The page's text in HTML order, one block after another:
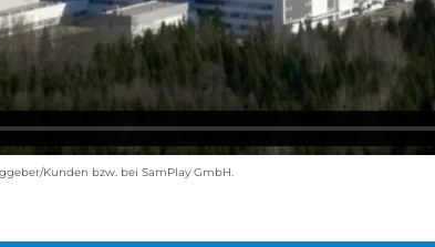
Kunden bzw. bei SamPlay GmbH.